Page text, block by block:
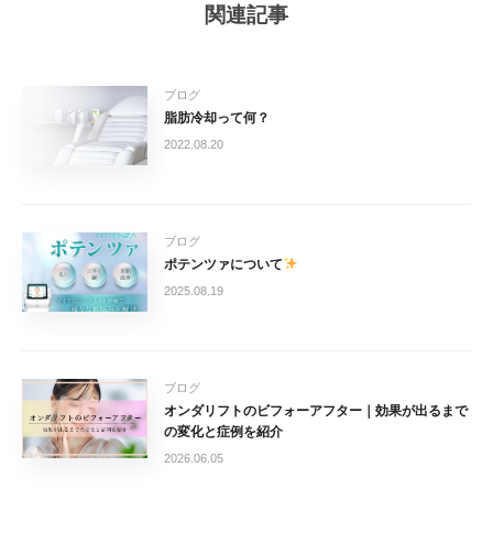
関連記事
ブログ
脂肪冷却って何？
2022.08.20
ブログ
ポテンツァについて
2025.08.19
ブログ
オンダリフトのビフォーアフター｜効果が出るまで
の変化と症例を紹介
2026.06.05